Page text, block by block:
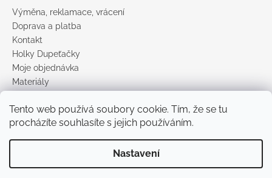
Tento web používá soubory cookie. Tím, že se tu
procházíte souhlasíte s jejich používáním.
Nastavení
Výměna, reklamace, vrácení
Doprava a platba
Kontakt
Holky Dupeťačky
Moje objednávka
Materiály
Podmínky ochrany osobních údajů
Prodávané značky